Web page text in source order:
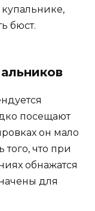
бюст.
посещают
он мало
того, что при
обнажатся
для